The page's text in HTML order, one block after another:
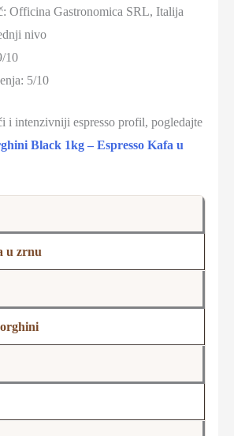
Officina Gastronomica SRL, Italija
nivo
10
5/10
i intenzivniji espresso profil, pogledajte
Black 1kg – Espresso Kafa u
u zrnu